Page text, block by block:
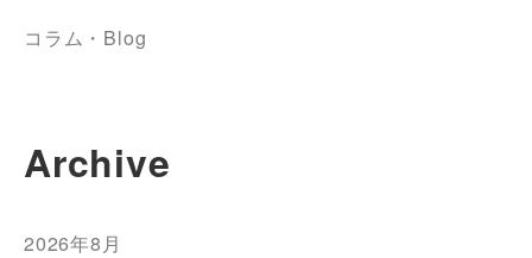
コラム・Blog
Archive
2026年8月